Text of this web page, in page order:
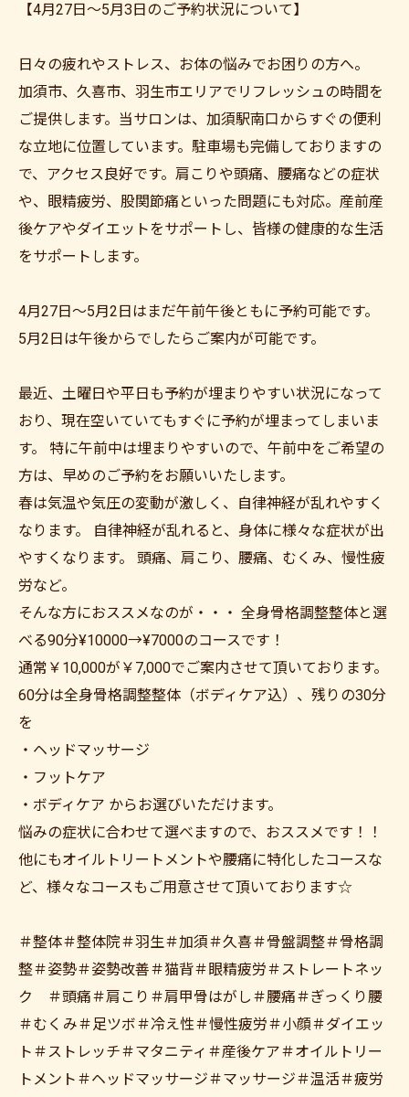
【4月27日～5月3日のご予約状況について】
日々の疲れやストレス、お体の悩みでお困りの方へ。
加須市、久喜市、羽生市エリアでリフレッシュの時間を
ご提供します。当サロンは、加須駅南口からすぐの便利
な立地に位置しています。駐車場も完備しておりますの
で、アクセス良好です。肩こりや頭痛、腰痛などの症状
や、眼精疲労、股関節痛といった問題にも対応。産前産
後ケアやダイエットをサポートし、皆様の健康的な生活
をサポートします。
4月27日～5月2日はまだ午前午後ともに予約可能です。
5月2日は午後からでしたらご案内が可能です。
最近、土曜日や平日も予約が埋まりやすい状況になって
おり、現在空いていてもすぐに予約が埋まってしまいま
す。 特に午前中は埋まりやすいので、午前中をご希望の
方は、早めのご予約をお願いいたします。
春は気温や気圧の変動が激しく、自律神経が乱れやすく
なります。 自律神経が乱れると、身体に様々な症状が出
やすくなります。 頭痛、肩こり、腰痛、むくみ、慢性疲
労など。
そんな方におススメなのが・・・ 全身骨格調整整体と選
べる90分¥10000→¥7000のコースです！
通常￥10,000が￥7,000でご案内させて頂いております。
60分は全身骨格調整整体（ボディケア込）、残りの30分
を
・ヘッドマッサージ
・フットケア
・ボディケア からお選びいただけます。
悩みの症状に合わせて選べますので、おススメです！！
他にもオイルトリートメントや腰痛に特化したコースな
ど、様々なコースもご用意させて頂いております☆
＃整体＃整体院＃羽生＃加須＃久喜＃骨盤調整＃骨格調
整＃姿勢＃姿勢改善＃猫背＃眼精疲労＃ストレートネッ
ク ＃頭痛＃肩こり＃肩甲骨はがし＃腰痛＃ぎっくり腰
＃むくみ＃足ツボ＃冷え性＃慢性疲労＃小顔＃ダイエッ
ト＃ストレッチ＃マタニティ＃産後ケア＃オイルトリー
トメント＃ヘッドマッサージ＃マッサージ＃温活＃疲労